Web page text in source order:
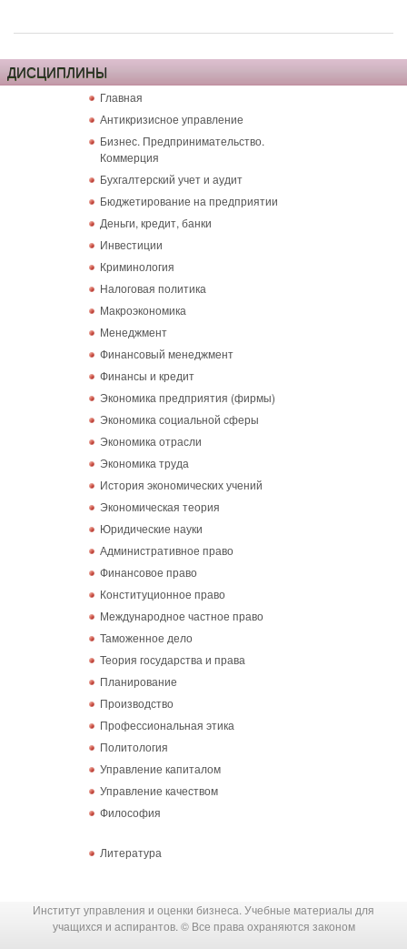
ДИСЦИПЛИНЫ
Главная
Антикризисное управление
Бизнес. Предпринимательство.
Коммерция
Бухгалтерский учет и аудит
Бюджетирование на предприятии
Деньги, кредит, банки
Инвестиции
Криминология
Налоговая политика
Макроэкономика
Менеджмент
Финансовый менеджмент
Финансы и кредит
Экономика предприятия (фирмы)
Экономика социальной сферы
Экономика отрасли
Экономика труда
История экономических учений
Экономическая теория
Юридические науки
Административное право
Финансовое право
Конституционное право
Международное частное право
Таможенное дело
Теория государства и права
Планирование
Производство
Профессиональная этика
Политология
Управление капиталом
Управление качеством
Философия
Литература
Институт управления и оценки бизнеса. Учебные материалы для
учащихся и аспирантов. © Все права охраняются законом